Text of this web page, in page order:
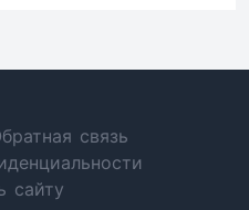
связь
сайту